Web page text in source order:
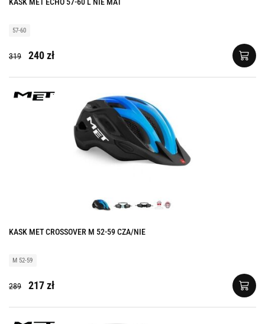
57-60
319 240 zł
KASK MET CROSSOVER M 52-59 CZA/NIE
M 52-59
289 217 zł